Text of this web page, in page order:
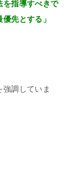
を指導すべきで
先とする」
調していま